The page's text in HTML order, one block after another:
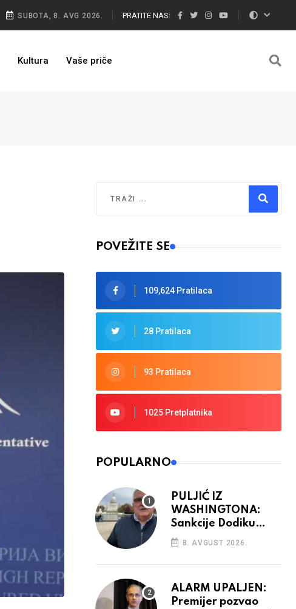
SUBOTA, 8. AVG 2026. PRATITE NAS:
Kultura Vaše priče
Type 2 or more characters for results.
POVEŽITE SE
109,624 Pratilaca
28 Pratilaca
93 Pratilaca
1025 Pretplatnika
POPULARNO
PULJIĆ IZ
WASHINGTONA:
Sankcije Dodiku
mnogo će ovisiti od
aktivnosti bh.
diplomacije
8. AVGUST 2026.
ALARM UPALJEN:
Premijer pozvao